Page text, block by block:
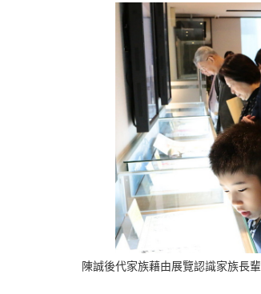
陳誠後代家族藉由展覽認識家族長輩